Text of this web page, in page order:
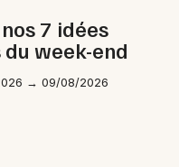
7 idées
week-end
→ 09/08/2026